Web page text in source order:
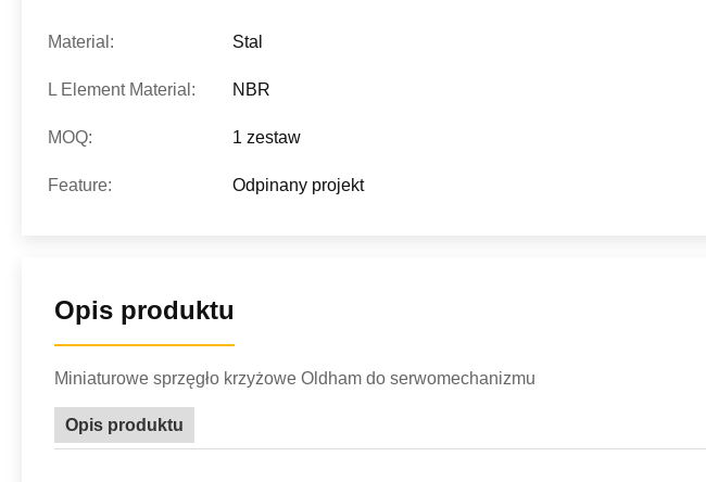
Material: Stal
L Element Material: NBR
MOQ: 1 zestaw
Feature: Odpinany projekt
Opis produktu
Miniaturowe sprzęgło krzyżowe Oldham do serwomechanizmu
Opis produktu